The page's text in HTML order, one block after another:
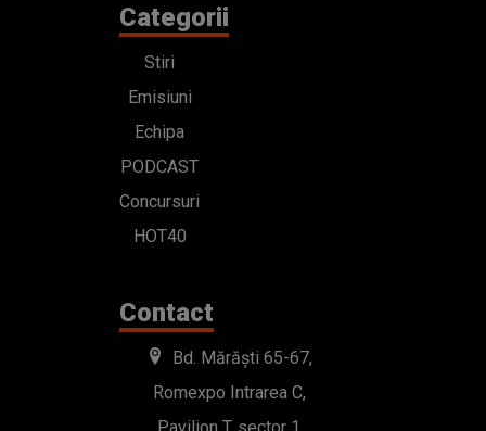
Categorii
Stiri
Emisiuni
Echipa
PODCAST
Concursuri
HOT40
Contact
Bd. Mărăști 65-67,
Romexpo Intrarea C,
Pavilion T, sector 1